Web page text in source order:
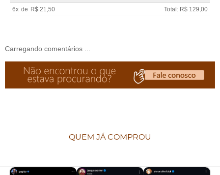
6x de R$ 21,50 Total: R$ 129,00
Carregando comentários ...
QUEM JÁ COMPROU